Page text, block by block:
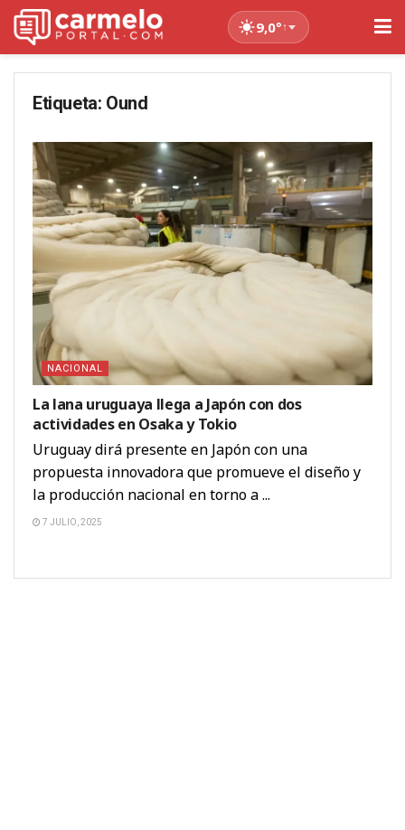
9,0°↑
Etiqueta: Ound
NACIONAL
La lana uruguaya llega a Japón con dos
actividades en Osaka y Tokio
Uruguay dirá presente en Japón con una
propuesta innovadora que promueve el diseño y
la producción nacional en torno a ...
7 JULIO, 2025